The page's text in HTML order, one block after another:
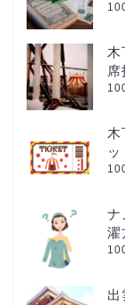
木
木
ナ
濯
出